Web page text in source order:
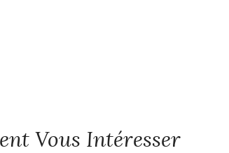
Vous Intéresser